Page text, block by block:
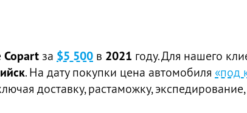
Copart за $5 500 в 2021 году. Для нашего
. На дату покупки цена автомобиля «под
доставку, растаможку,